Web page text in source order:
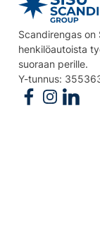
Scandirengas
henkilöautoista
suoraan perille.
Y-tunnus:
Follow us on
Follow us